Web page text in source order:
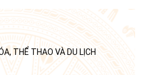
THỂ THAO VÀ DU LỊCH